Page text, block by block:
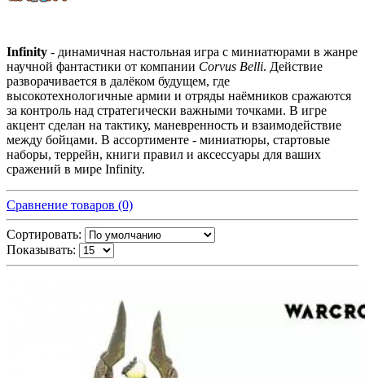
Infinity - динамичная настольная игра с миниатюрами в жанре
научной фантастики от компании Corvus Belli. Действие
разворачивается в далёком будущем, где
высокотехнологичные армии и отряды наёмников сражаются
за контроль над стратегически важными точками. В игре
акцент сделан на тактику, маневренность и взаимодействие
между бойцами. В ассортименте - миниатюры, стартовые
наборы, террейн, книги правил и аксессуары для ваших
сражений в мире Infinity.
Сравнение товаров (0)
Сортировать:
Показывать: